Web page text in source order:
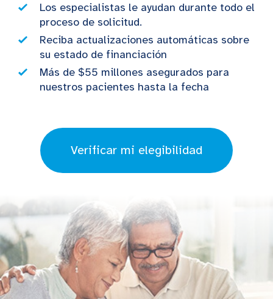
Los especialistas le ayudan durante todo el
proceso de solicitud.
Reciba actualizaciones automáticas sobre
su estado de financiación
Más de $55 millones asegurados para
nuestros pacientes hasta la fecha
Verificar mi elegibilidad